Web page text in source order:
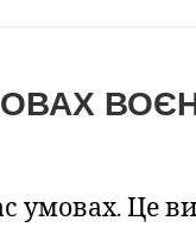
умовах. Це